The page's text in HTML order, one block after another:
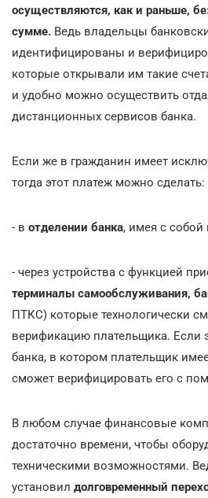
осуществляются, как и раньше,
сумме. Ведь владельцы
идентифицированы и
которые открывали им такие
и удобно можно осуществить
дистанционных сервисов банка.
Если же в гражданин имеет
тогда этот платеж можно сделать:
- в отделении банка, имея с собой
- через устройства с функцией
терминалы самообслуживания,
ПТКС) которые технологически
верификацию плательщика. Если
банка, в котором плательщик
сможет верифицировать его с
В любом случае финансовые
достаточно времени, чтобы
техническими возможностями.
установил долговременный